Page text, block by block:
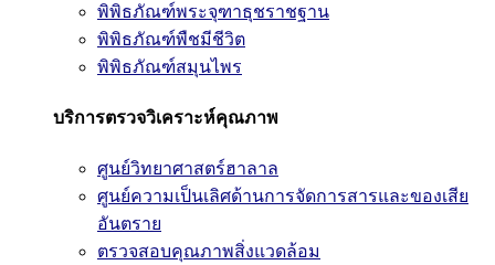
พิพิธภัณฑ์พระจุฑาธุชราชฐาน
พิพิธภัณฑ์พืชมีชีวิต
พิพิธภัณฑ์สมุนไพร
บริการตรวจวิเคราะห์คุณภาพ
ศูนย์วิทยาศาสตร์ฮาลาล
ศูนย์ความเป็นเลิศด้านการจัดการสารและของเสีย
อันตราย
ตรวจสอบคุณภาพสิ่งแวดล้อม